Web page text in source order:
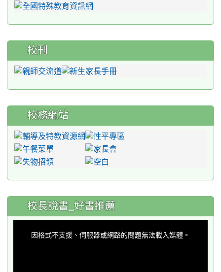
校刊
校務網站
:::
校長說書_好書推薦
因格式不支援、伺服器或網路的問題無法載入媒體。